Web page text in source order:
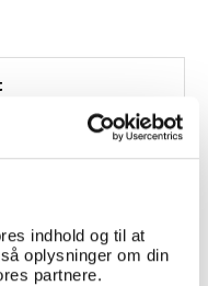
indhold og til at
oplysninger om din
partnere.
om